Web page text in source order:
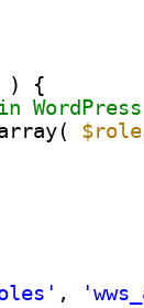
) {
$role
,